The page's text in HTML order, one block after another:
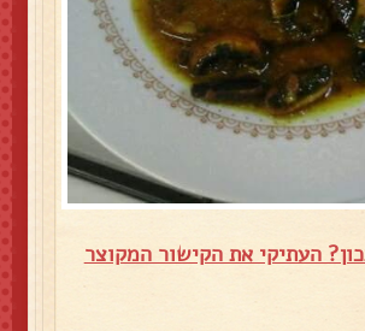
העתיקי את הקישור המקוצר